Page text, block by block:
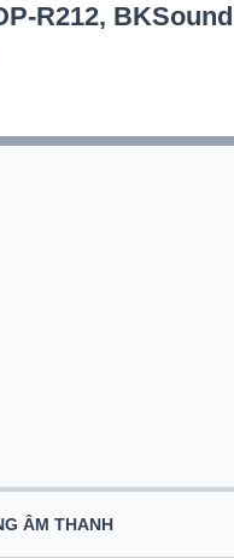
R212, BKSound
ÂM THANH